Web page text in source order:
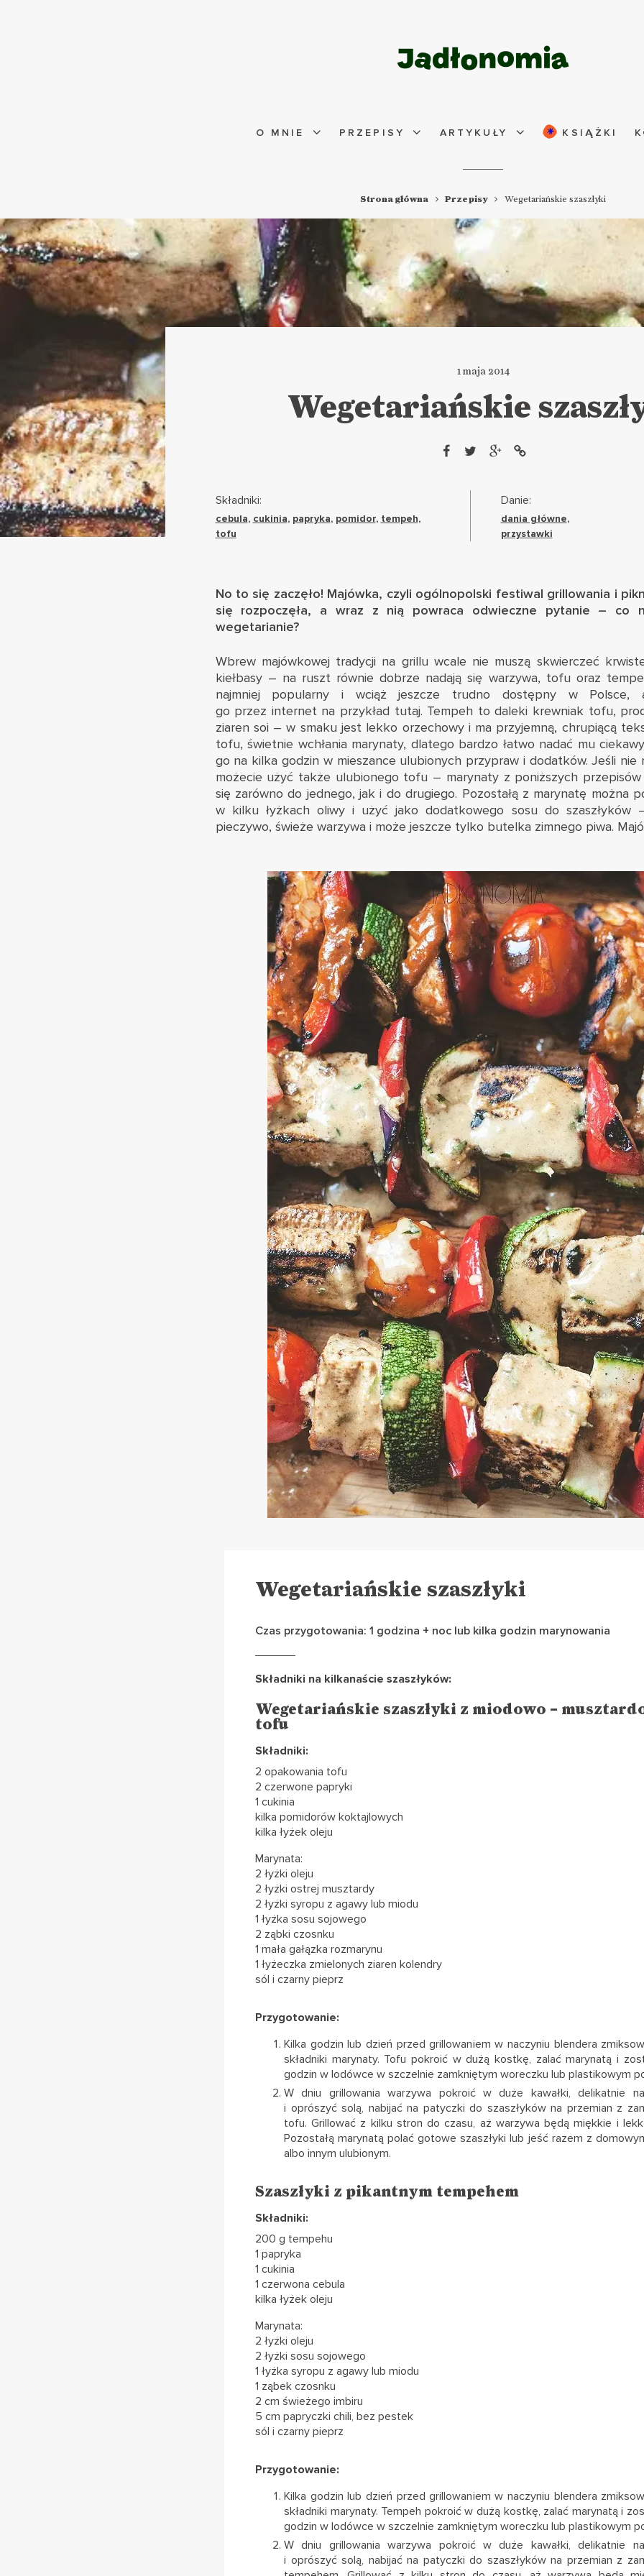
O MNIE PRZEPISY ARTYKUŁY KSIĄŻKI
Strona główna Przepisy Wegetariańskie szaszłyki
1 maja 2014
Wegetariańskie
Składniki:
cebula, cukinia, papryka, pomidor, tempeh,
tofu
Danie:
dania główne,
przystawki
No to się zaczęło! Majówka, czyli ogólnopolski festiwal grillowania i
się rozpoczęła, a wraz z nią powraca odwieczne pytanie – co
wegetarianie?
Wbrew majówkowej tradycji na grillu wcale nie muszą skwierczeć
kiełbasy – na ruszt równie dobrze nadają się warzywa, tofu oraz
najmniej popularny i wciąż jeszcze trudno dostępny w Polsce,
go przez internet na przykład tutaj. Tempeh to daleki krewniak tofu,
ziaren soi – w smaku jest lekko orzechowy i ma przyjemną, chrupiącą
tofu, świetnie wchłania marynaty, dlatego bardzo łatwo nadać mu
go na kilka godzin w mieszance ulubionych przypraw i dodatków. Jeśli nie
możecie użyć także ulubionego tofu – marynaty z poniższych przepisów
się zarówno do jednego, jak i do drugiego. Pozostałą z marynatę można
w kilku łyżkach oliwy i użyć jako dodatkowego sosu do
pieczywo, świeże warzywa i może jeszcze tylko butelka zimnego piwa.
Wegetariańskie szaszłyki
Czas przygotowania: 1 godzina + noc lub kilka godzin marynowania
Składniki na kilkanaście szaszłyków:
Wegetariańskie szaszłyki z miodowo –
tofu
Składniki:
2 opakowania tofu
2 czerwone papryki
1 cukinia
kilka pomidorów koktajlowych
kilka łyżek oleju
Marynata:
2 łyżki oleju
2 łyżki ostrej musztardy
2 łyżki syropu z agawy lub miodu
1 łyżka sosu sojowego
2 ząbki czosnku
1 mała gałązka rozmarynu
1 łyżeczka zmielonych ziaren kolendry
sól i czarny pieprz
Przygotowanie:
Kilka godzin lub dzień przed grillowaniem w naczyniu blendera
składniki marynaty. Tofu pokroić w dużą kostkę, zalać marynatą i
godzin w lodówce w szczelnie zamkniętym woreczku lub plastikowym
W dniu grillowania warzywa pokroić w duże kawałki, delikatnie
i oprószyć solą, nabijać na patyczki do szaszłyków na przemian z
tofu. Grillować z kilku stron do czasu, aż warzywa będą miękkie i
Pozostałą marynatą polać gotowe szaszłyki lub jeść razem z
albo innym ulubionym.
Szaszłyki z pikantnym tempehem
Składniki:
200 g tempehu
1 papryka
1 cukinia
1 czerwona cebula
kilka łyżek oleju
Marynata:
2 łyżki oleju
2 łyżki sosu sojowego
1 łyżka syropu z agawy lub miodu
1 ząbek czosnku
2 cm świeżego imbiru
5 cm papryczki chili, bez pestek
sól i czarny pieprz
Przygotowanie:
Kilka godzin lub dzień przed grillowaniem w naczyniu blendera
składniki marynaty. Tempeh pokroić w dużą kostkę, zalać marynatą i
godzin w lodówce w szczelnie zamkniętym woreczku lub plastikowym
W dniu grillowania warzywa pokroić w duże kawałki, delikatnie
i oprószyć solą, nabijać na patyczki do szaszłyków na przemian z